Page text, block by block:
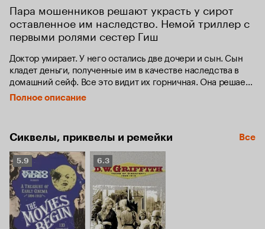
Пара мошенников решают украсть у сирот
оставленное им наследство. Немой триллер с
первыми ролями сестер Гиш
Доктор умирает. У него остались две дочери и сын. Сын
кладет деньги, полученные им в качестве наследства в
домашний сейф. Все это видит их горничная. Она решает
украсть деньги и зовет для этого в сообщники своего
давнего дружка.
Полное описание
Сиквелы, приквелы и ремейки Все
Рейтинг
Кинопоиска
5.9
5.9
Рейтинг
Кинопоиска
6.3
6.3